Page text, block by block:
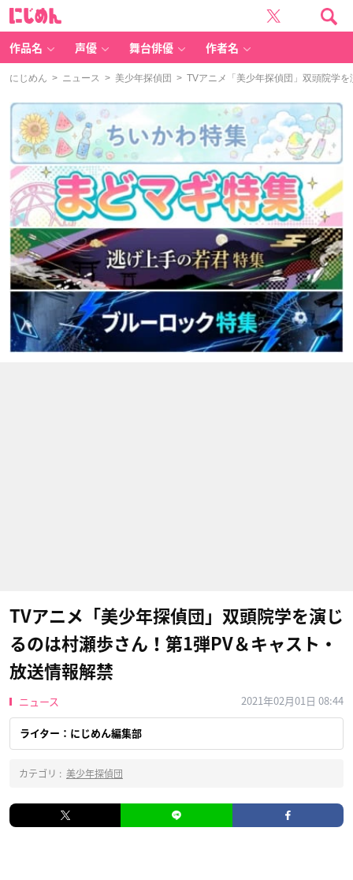
作品名 声優 舞台俳優 作者名
にじめん > ニュース > 美少年探偵団 > TVアニメ「美少年探偵団」双頭院学
TVアニメ「美少年探偵団」双頭院学を演じ
るのは村瀬歩さん！第1弾PV＆キャスト・
放送情報解禁
ニュース 2021年02月01日 08:44
ライター：にじめん編集部
カテゴリ : 美少年探偵団